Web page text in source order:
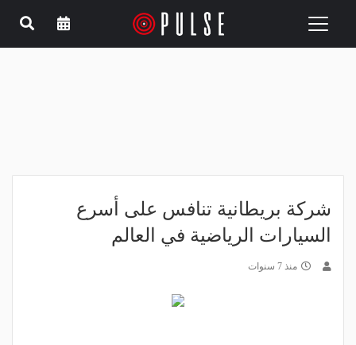
Toggle
شركة بريطانية تنافس على أسرع
السيارات الرياضية في العالم
منذ 7 سنوات